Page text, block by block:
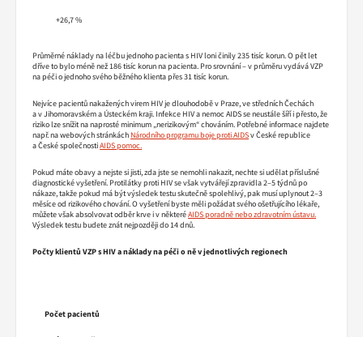
+26,7 %
Průměrné náklady na léčbu jednoho pacienta s HIV loni činily 235 tisíc korun. O pět let
dříve to bylo méně než 186 tisíc korun na pacienta. Pro srovnání – v průměru vydává VZP
na péči o jednoho svého běžného klienta přes 31 tisíc korun.
Nejvíce pacientů nakažených virem HIV je dlouhodobě v Praze, ve středních Čechách
a v Jihomoravském a Ústeckém kraji. Infekce HIV a nemoc AIDS se neustále šíří i přesto, že
riziko lze snížit na naprosté minimum „nerizikovým“ chováním. Potřebné informace najdete
např. na webových stránkách Národního programu boje proti AIDSv České republice
a České společnostiAIDS pomoc.
Pokud máte obavy a nejste si jisti, zda jste se nemohli nakazit, nechte si udělat příslušné
diagnostické vyšetření. Protilátky proti HIV se však vytvářejí zpravidla 2–5 týdnů po
nákaze, takže pokud má být výsledek testu skutečně spolehlivý, pak musí uplynout 2–3
měsíce od rizikového chování. O vyšetření byste měli požádat svého ošetřujícího lékaře,
můžete však absolvovat odběr krve i v některéAIDS poradně nebo zdravotním ústavu.
Výsledek testu budete znát nejpozději do 14 dnů.
Počty klientů VZP s HIV a náklady na péči o ně v jednotlivých regionech
Počet pacientů